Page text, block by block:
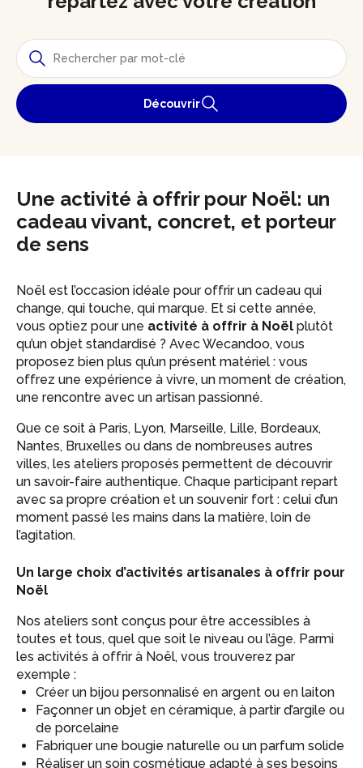
Découvrir
Une activité à offrir pour Noël: un
cadeau vivant, concret, et porteur
de sens
Noël est l’occasion idéale pour offrir un cadeau qui
change, qui touche, qui marque. Et si cette année,
vous optiez pour une activité à offrir à Noël plutôt
qu’un objet standardisé ? Avec Wecandoo, vous
proposez bien plus qu’un présent matériel : vous
offrez une expérience à vivre, un moment de création,
une rencontre avec un artisan passionné.
Que ce soit à Paris, Lyon, Marseille, Lille, Bordeaux,
Nantes, Bruxelles ou dans de nombreuses autres
villes, les ateliers proposés permettent de découvrir
un savoir-faire authentique. Chaque participant repart
avec sa propre création et un souvenir fort : celui d’un
moment passé les mains dans la matière, loin de
l’agitation.
Un large choix d’activités artisanales à offrir pour
Noël
Nos ateliers sont conçus pour être accessibles à
toutes et tous, quel que soit le niveau ou l’âge. Parmi
les activités à offrir à Noël, vous trouverez par
exemple :
Créer un bijou personnalisé en argent ou en laiton
Façonner un objet en céramique, à partir d’argile ou
de porcelaine
Fabriquer une bougie naturelle ou un parfum solide
Réaliser un soin cosmétique adapté à ses besoins